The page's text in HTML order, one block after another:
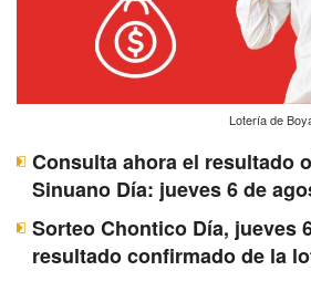
Lotería de
Consulta ahora el resultado
Sinuano Día: jueves 6 de
Sorteo Chontico Día, jueves
resultado confirmado de la